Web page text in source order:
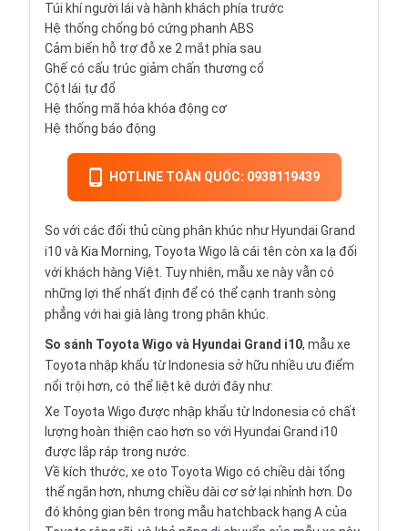
Túi khí người lái và hành khách phía trước
Hệ thống chống bó cứng phanh ABS
Cảm biến hỗ trợ đỗ xe 2 mắt phía sau
Ghế có cấu trúc giảm chấn thương cổ
Cột lái tự đổ
Hệ thống mã hóa khóa động cơ
Hệ thống báo động
HOTLINE TOÀN QUỐC: 0938119439
So với các đối thủ cùng phân khúc như Hyundai Grand
i10 và Kia Morning, Toyota Wigo là cái tên còn xa lạ đối
với khách hàng Việt. Tuy nhiên, mẫu xe này vẫn có
những lợi thế nhất định để có thể cạnh tranh sòng
phẳng với hai già làng trong phân khúc.
So sánh Toyota Wigo và Hyundai Grand i10, mẫu xe
Toyota nhập khẩu từ Indonesia sở hữu nhiều ưu điểm
nổi trội hơn, có thể liệt kê dưới đây như:
Xe Toyota Wigo được nhập khẩu từ Indonesia có chất
lượng hoàn thiện cao hơn so với Hyundai Grand i10
được lắp ráp trong nước.
Về kích thước, xe oto Toyota Wigo có chiều dài tổng
thể ngắn hơn, nhưng chiều dài cơ sở lại nhỉnh hơn. Do
đó không gian bên trong mẫu hatchback hạng A của